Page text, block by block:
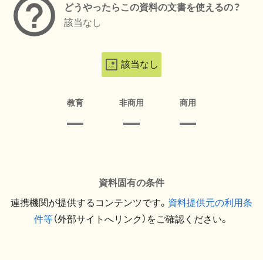
どうやったらこの資料の文書を使えるの？
該当なし
該当なし
教育 非商用 商用
資料固有の条件
連携機関が提供するコンテンツです。 資料提供元の利用条
件等（外部サイトへリンク）をご確認ください。